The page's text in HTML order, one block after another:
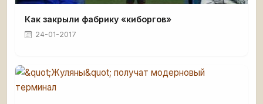
Как закрыли фабрику «киборгов»
24-01-2017